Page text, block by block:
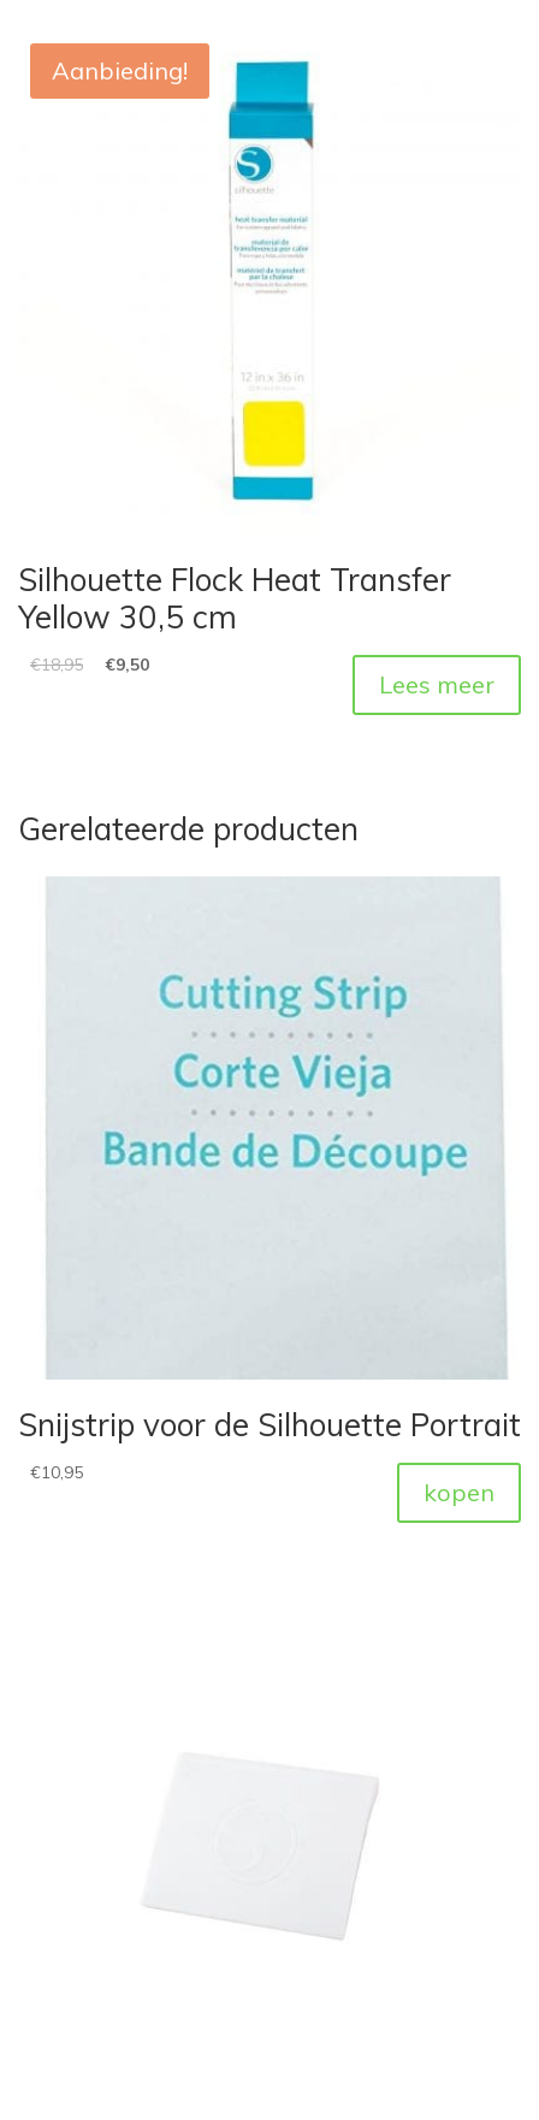
Aanbieding!
Silhouette Flock Heat Transfer
Yellow 30,5 cm
€18,95 €9,50
Lees meer
Gerelateerde producten
Snijstrip voor de Silhouette Portrait
€10,95
kopen